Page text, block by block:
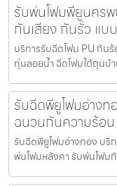
รับพ่นโฟมพียูนคร
กันเสียง กันรั่ว แบ
บริการรับฉีดโฟม PU กัน
ทุ่นลอยน้ำ ฉีดโฟมใต้ถุนบ้
รับฉีดพียูโฟมอ่าง
ฉนวนกันความร้อ
รับฉีดพียูโฟมอ่างทอง บ
พ่นโฟมหลังคา รับพ่นโฟม